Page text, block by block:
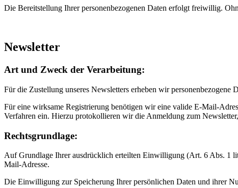
Die Bereitstellung Ihrer personenbezogenen Daten erfolgt freiwillig.
Newsletter
Art und Zweck der Verarbeitung:
Für die Zustellung unseres Newsletters erheben wir personenbezogene
Für eine wirksame Registrierung benötigen wir eine valide E-Mail-
Verfahren ein. Hierzu protokollieren wir die Anmeldung zum
Rechtsgrundlage:
Auf Grundlage Ihrer ausdrücklich erteilten Einwilligung (Art. 6 Abs. 1
Mail-Adresse.
Die Einwilligung zur Speicherung Ihrer persönlichen Daten und ihrer